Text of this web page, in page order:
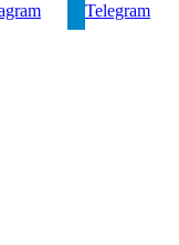
Telegram